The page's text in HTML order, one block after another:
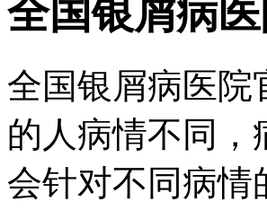
全国银屑病
全国银屑病医院
的人病情不同，
会针对不同病情